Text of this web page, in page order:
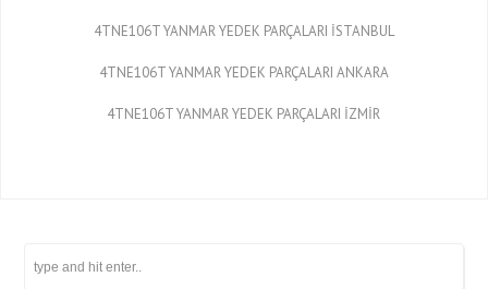
4TNE106T YANMAR YEDEK PARÇALARI İSTANBUL
4TNE106T YANMAR YEDEK PARÇALARI ANKARA
4TNE106T YANMAR YEDEK PARÇALARI İZMİR